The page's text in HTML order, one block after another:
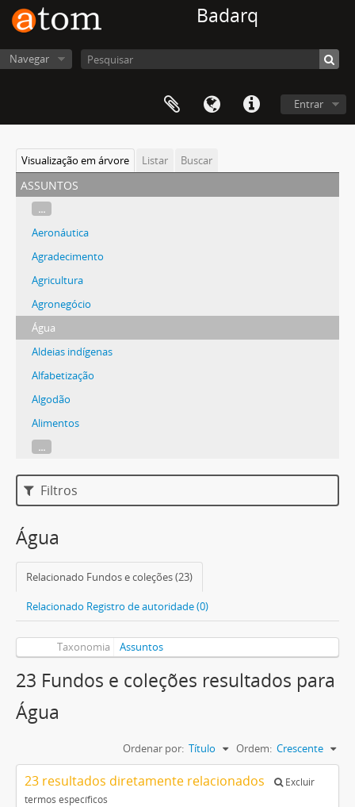
Badarq
Navegar
Entrar
Visualização em árvore Listar Buscar
assuntos
...
Aeronáutica
Agradecimento
Agricultura
Agronegócio
Água
Aldeias indígenas
Alfabetização
Algodão
Alimentos
...
Filtros
Água
Relacionado Fundos e coleções (23)
Relacionado Registro de autoridade (0)
Taxonomia Assuntos
23 Fundos e coleções resultados para
Água
Ordenar por: Título Ordem: Crescente
23 resultados diretamente relacionados
Excluir
termos específicos